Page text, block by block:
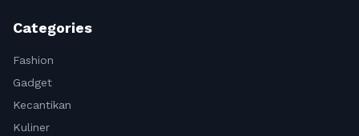
Categories
Fashion
Gadget
Kecantikan
Kuliner